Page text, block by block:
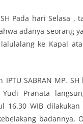
Pada hari Selasa ,
adanya seorang
ke Kapal
SABRAN MP.
Pranata
WIB dilakukan
badannya,